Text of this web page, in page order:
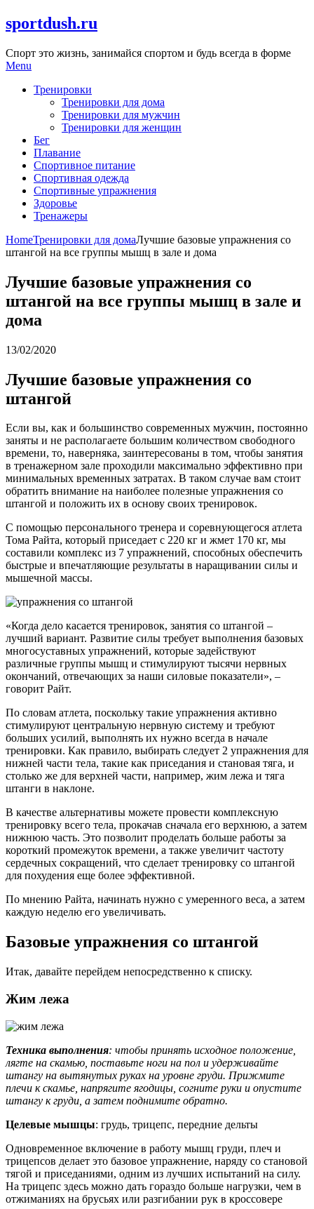
Skip
to
sportdush.ru
Спорт это жизнь, занимайся спортом и будь всегда в форме
Menu
Тренировки
Тренировки для дома
Тренировки для мужчин
Тренировки для женщин
Бег
Плавание
Спортивное питание
Спортивная одежда
Спортивные упражнения
Здоровье
Тренажеры
HomeТренировки для домаЛучшие базовые упражнения со
штангой на все группы мышц в зале и дома
Лучшие базовые упражнения со
штангой на все группы мышц в зале и
дома
13/02/2020
Лучшие базовые упражнения со
штангой
Если вы, как и большинство современных мужчин, постоянно
заняты и не располагаете большим количеством свободного
времени, то, наверняка, заинтересованы в том, чтобы занятия
в тренажерном зале проходили максимально эффективно при
минимальных временных затратах. В таком случае вам стоит
обратить внимание на наиболее полезные упражнения со
штангой и положить их в основу своих тренировок.
С помощью персонального тренера и соревнующегося атлета
Тома Райта, который приседает с 220 кг и жмет 170 кг, мы
составили комплекс из 7 упражнений, способных обеспечить
быстрые и впечатляющие результаты в наращивании силы и
мышечной массы.
«Когда дело касается тренировок, занятия со штангой –
лучший вариант. Развитие силы требует выполнения базовых
многосуставных упражнений, которые задействуют
различные группы мышц и стимулируют тысячи нервных
окончаний, отвечающих за наши силовые показатели», –
говорит Райт.
По словам атлета, поскольку такие упражнения активно
стимулируют центральную нервную систему и требуют
больших усилий, выполнять их нужно всегда в начале
тренировки. Как правило, выбирать следует 2 упражнения для
нижней части тела, такие как приседания и становая тяга, и
столько же для верхней части, например, жим лежа и тяга
штанги в наклоне.
В качестве альтернативы можете провести комплексную
тренировку всего тела, прокачав сначала его верхнюю, а затем
нижнюю часть. Это позволит проделать больше работы за
короткий промежуток времени, а также увеличит частоту
сердечных сокращений, что сделает тренировку со штангой
для похудения еще более эффективной.
По мнению Райта, начинать нужно с умеренного веса, а затем
каждую неделю его увеличивать.
Базовые упражнения со штангой
Итак, давайте перейдем непосредственно к списку.
Жим лежа
Техника выполнения: чтобы принять исходное положение,
лягте на скамью, поставьте ноги на пол и удерживайте
штангу на вытянутых руках на уровне груди. Прижмите
плечи к скамье, напрягите ягодицы, согните руки и опустите
штангу к груди, а затем поднимите обратно.
Целевые мышцы: грудь, трицепс, передние дельты
Одновременное включение в работу мышц груди, плеч и
трицепсов делает это базовое упражнение, наряду со становой
тягой и приседаниями, одним из лучших испытаний на силу.
На трицепс здесь можно дать гораздо больше нагрузки, чем в
отжиманиях на брусьях или разгибании рук в кроссовере